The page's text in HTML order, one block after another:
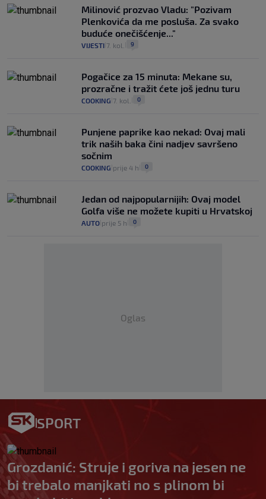
Milinović prozvao Vladu: "Pozivam
Plenkovića da me posluša. Za svako
buduće onečišćenje..."
VIJESTI 7. kol. 9
Pogačice za 15 minuta: Mekane su,
prozračne i tražit ćete još jednu turu
COOKING 7. kol. 0
Punjene paprike kao nekad: Ovaj mali
trik naših baka čini nadjev savršeno
sočnim
COOKING prije 4 h 0
Jedan od najpopularnijih: Ovaj model
Golfa više ne možete kupiti u Hrvatskoj
AUTO prije 5 h 0
Oglas
SPORT
Grozdanić: Struje i goriva na jesen ne
bi trebalo manjkati no s plinom bi